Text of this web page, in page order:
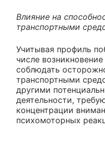
Влияние на
транспортными
Учитывая профиль
числе
соблюдать
транспортными
другими
деятельности,
концентрации
психомоторных